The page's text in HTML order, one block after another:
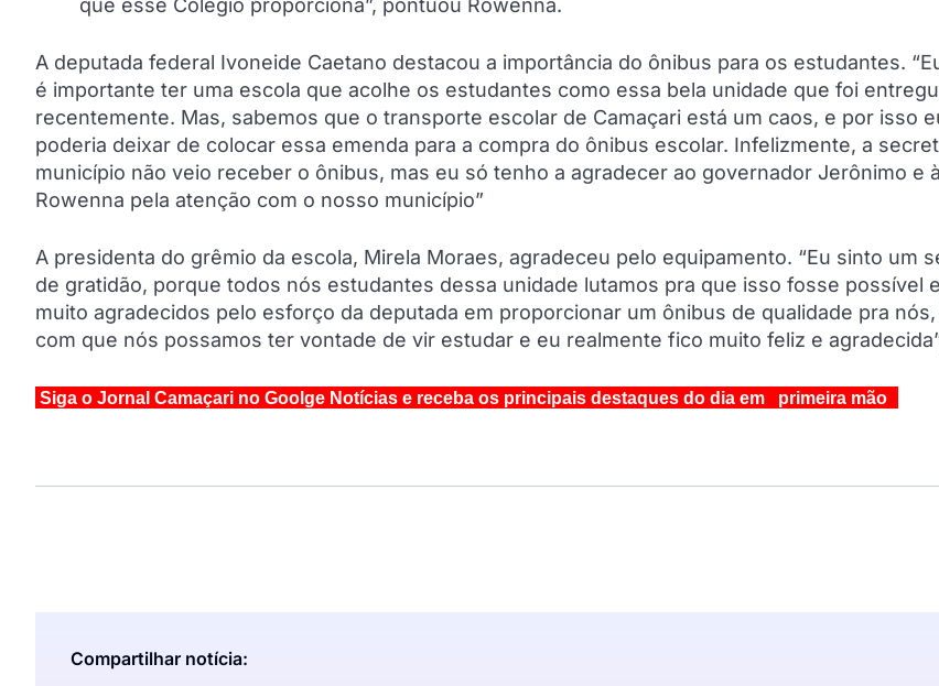
que esse Colégio proporciona”, pontuou Rowenna.
A deputada federal Ivoneide Caetano destacou a importância do ônibus para os estudantes.
é importante ter uma escola que acolhe os estudantes como essa bela unidade que foi
recentemente. Mas, sabemos que o transporte escolar de Camaçari está um caos, e por isso
poderia deixar de colocar essa emenda para a compra do ônibus escolar. Infelizmente, a
município não veio receber o ônibus, mas eu só tenho a agradecer ao governador Jerônimo e
Rowenna pela atenção com o nosso município”
A presidenta do grêmio da escola, Mirela Moraes, agradeceu pelo equipamento. “Eu sinto um
de gratidão, porque todos nós estudantes dessa unidade lutamos pra que isso fosse possível
muito agradecidos pelo esforço da deputada em proporcionar um ônibus de qualidade pra
com que nós possamos ter vontade de vir estudar e eu realmente fico muito feliz e
Siga o Jornal Camaçari no Goolge Notícias e receba os principais destaques do dia em primeira mão
Compartilhar notícia: